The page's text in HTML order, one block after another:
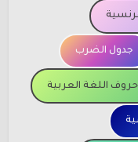
جدول الضرب
حروف اللغة العربية